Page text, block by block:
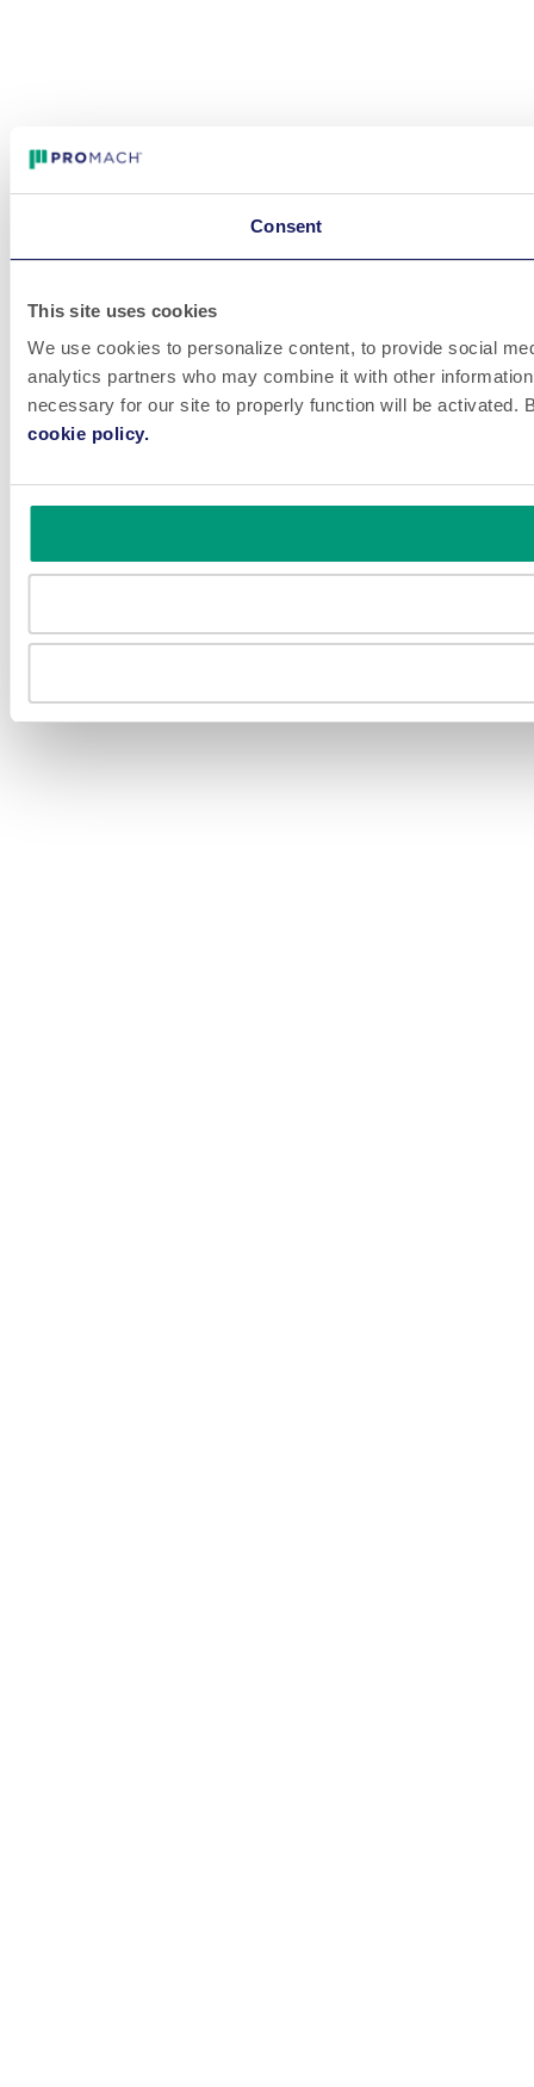
Consent
This site uses cookies
We use cookies to personalize content, to provide social
analytics partners who may combine it with other
necessary for our site to properly function will be
cookie policy.